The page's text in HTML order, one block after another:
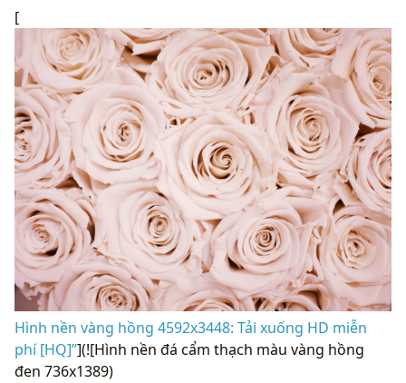
[
Hình nền vàng hồng 4592x3448: Tải xuống HD miễn
phí [HQ]”](![Hình nền đá cẩm thạch màu vàng hồng
đen 736x1389)